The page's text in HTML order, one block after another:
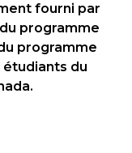
fourni par
programme
programme
du